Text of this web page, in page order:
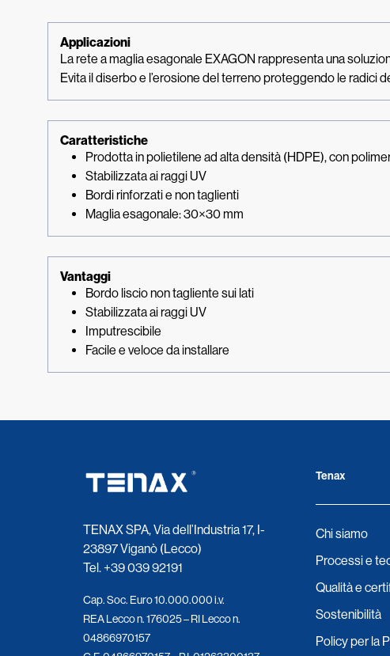
Applicazioni
La rete a maglia esagonale EXAGON rappresenta una
Evita il diserbo e l’erosione del terreno proteggendo le radici
Caratteristiche
Prodotta in polietilene ad alta densità (HDPE), con
Stabilizzata ai raggi UV
Bordi rinforzati e non taglienti
Maglia esagonale: 30×30 mm
Vantaggi
Bordo liscio non tagliente sui lati
Stabilizzata ai raggi UV
Imputrescibile
Facile e veloce da installare
TENAX SPA, Via dell’Industria 17, I-
23897 Viganò (Lecco)
Tel.+39 039 92191
Cap. Soc. Euro 10.000.000 i.v.
REA Lecco n. 176025 – RI Lecco n.
04866970157
Tenax
Chi siamo
Processi e
Qualità e
Sostenibilità
Policy per la